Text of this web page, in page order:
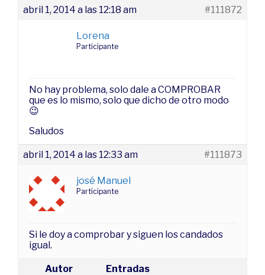
abril 1, 2014 a las 12:18 am #111872
Lorena
Participante
No hay problema, solo dale a COMPROBAR
que es lo mismo, solo que dicho de otro modo
😉
Saludos
abril 1, 2014 a las 12:33 am #111873
josé Manuel
Participante
Si le doy a comprobar y siguen los candados
igual.
Autor Entradas